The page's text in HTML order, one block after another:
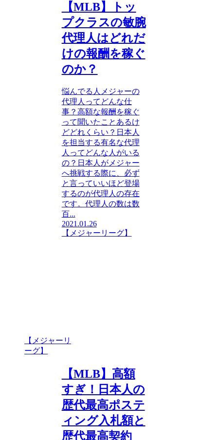
【MLB】トッ
プクラスの敏腕
代理人はどれだ
けの報酬を稼ぐ
のか？
悩んでる人メジャーの
代理人ってどんな仕
事？高額な報酬を稼ぐ
って聞いたことあるけ
どどれくらい？日本人
を担当する有名な代理
人ってどんな人がいる
の？日本人がメジャー
へ挑戦する際に、必ず
と言っていいほど登場
するのが代理人の存在
です。代理人の数は数
百...
2021.01.26
【メジャーリーグ】
【メジャーリ
ーグ】
【MLB】高額
すぎ！日本人の
歴代最高ポステ
ィング入札額と
歴代最高契約